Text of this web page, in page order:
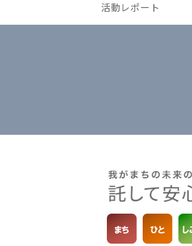
活動レポート